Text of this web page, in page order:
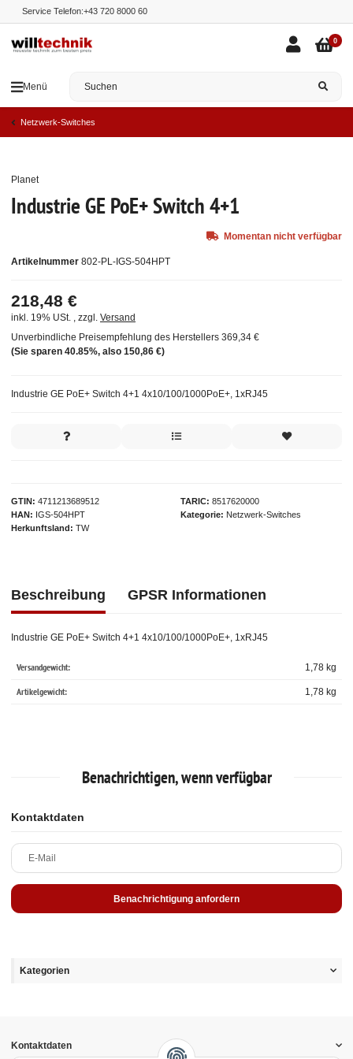
Service Telefon:+43 720 8000 60
Menü
0
Netzwerk-Switches
Industrie GE PoE+ Switch 4+1
Artikelnummer 802-PL-IGS-504HPT
GTIN 4711213689512
HAN
IGS-504HPT
Herkunftsland
TW
TARIC
8517620000
Kategorie
Netzwerk-Switches
Planet
Industrie GE PoE+ Switch 4+1 4x10/100/1000PoE+, 1xRJ45
218,48 €
inkl. 19% USt. , zzgl. Versand
Unverbindliche Preisempfehlung des Herstellers 369,34 €
(Sie sparen 40.85%, also 150,86 €)
Momentan nicht verfügbar
Beschreibung GPSR Informationen
Industrie GE PoE+ Switch 4+1 4x10/100/1000PoE+, 1xRJ45
Versandgewicht: 1,78 kg
Artikelgewicht: 1,78 kg
Benachrichtigen, wenn verfügbar
Kontaktdaten
E-Mail
Benachrichtigung anfordern
Kategorien
Kontaktdaten